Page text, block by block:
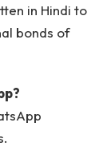
in Hindi to
bonds of